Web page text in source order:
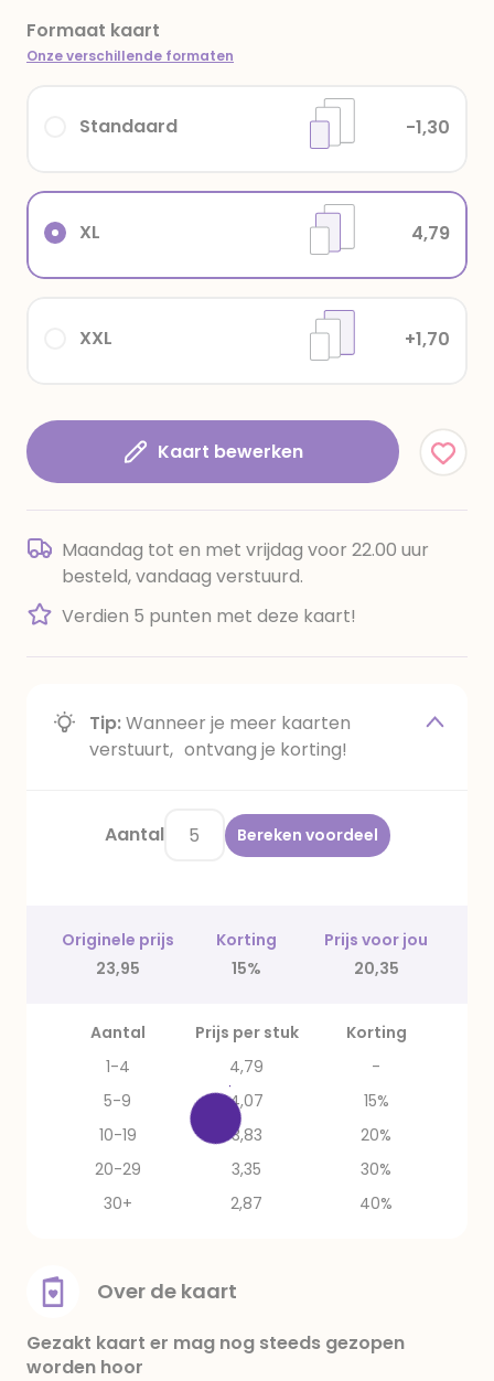
Formaat kaart
Onze verschillende formaten
XL 4,79
Standaard -1,30
XXL +1,70
Kaart bewerken
Maandag tot en met vrijdag voor 22.00 uur
besteld, vandaag verstuurd.
Verdien 5 punten met deze kaart!
Tip:Wanneer je meer kaarten
verstuurt, ontvang je korting!
Aantal Bereken voordeel
Originele prijs Korting
Prijs voor jou
23,95
15% 20,35
Aantal Prijs per stuk
Korting
1-4
4,79
-
5-9
4,07
15%
10-19
3,83
20%
20-29
3,35
30%
30+
2,87 40%
Over de kaart
Gezakt kaart er mag nog steeds gezopen
worden hoor